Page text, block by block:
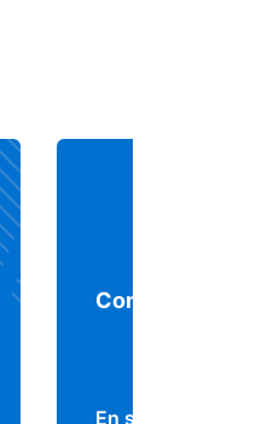
Comprendre
En savoir plus